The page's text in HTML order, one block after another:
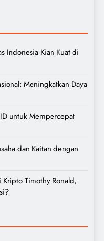
Indonesia Kian Kuat di
Meningkatkan Daya
untuk Mempercepat
dan Kaitan dengan
Kripto Timothy Ronald,